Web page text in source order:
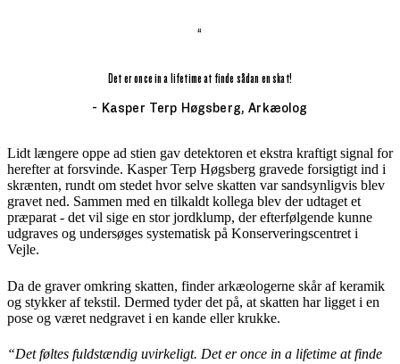
“
Det er once in a lifetime at finde sådan en skat!
- Kasper Terp Høgsberg, Arkæolog
Lidt længere oppe ad stien gav detektoren et ekstra kraftigt signal for
herefter at forsvinde. Kasper Terp Høgsberg gravede forsigtigt ind i
skrænten, rundt om stedet hvor selve skatten var sandsynligvis blev
gravet ned. Sammen med en tilkaldt kollega blev der udtaget et
præparat - det vil sige en stor jordklump, der efterfølgende kunne
udgraves og undersøges systematisk på Konserveringscentret i
Vejle.
Da de graver omkring skatten, finder arkæologerne skår af keramik
og stykker af tekstil. Dermed tyder det på, at skatten har ligget i en
pose og været nedgravet i en kande eller krukke.
“Det føltes fuldstændig uvirkeligt. Det er once in a lifetime at finde